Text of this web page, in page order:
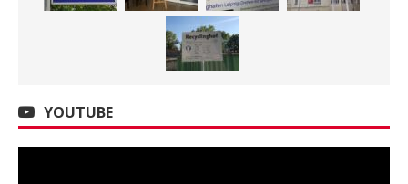
YOUTUBE